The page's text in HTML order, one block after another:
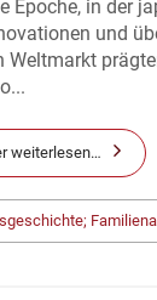
Epoche, in der
und
Weltmarkt
weiterlesen…